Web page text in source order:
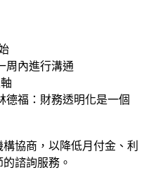
周內進行溝通
德福：財務透明化是一個
協商，以降低月付金、利
諮詢服務。